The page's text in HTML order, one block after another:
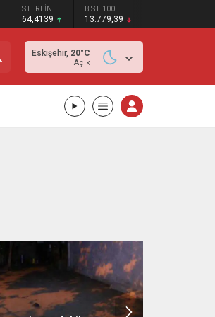
STERLİN
64,4139
BIST 100
13.779,39
Eskişehir, 20°C
Açık